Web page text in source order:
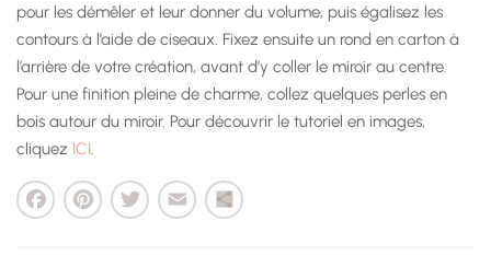
pour les démêler et leur donner du volume, puis égalisez les
contours à l’aide de ciseaux. Fixez ensuite un rond en carton à
l’arrière de votre création, avant d’y coller le miroir au centre.
Pour une finition pleine de charme, collez quelques perles en
bois autour du miroir. Pour découvrir le tutoriel en images,
cliquez ICI.